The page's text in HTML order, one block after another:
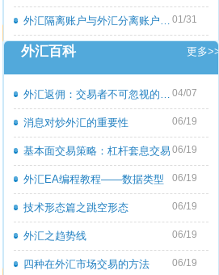
外汇隔离账户与外汇分离账户的区别 01/31
外汇百科 更多>>
外汇返佣：交易者不可忽视的隐藏收益 04/07
消息对炒外汇的重要性 06/19
基本面交易策略：杠杆套息交易 06/19
外汇EA编程教程――数据类型 06/19
技术形态篇之跳空形态 06/19
外汇之趋势线 06/19
四种在外汇市场交易的方法 06/19